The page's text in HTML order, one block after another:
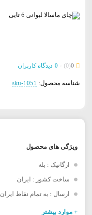
0
(0)
0 دیدگاه کاربران
شناسه محصول: sku-1051
ویژگی های محصول
ارگانیک : بله
ساخت کشور : ایران
ارسال : به تمام نقاط ایران
+ موارد بیشتر